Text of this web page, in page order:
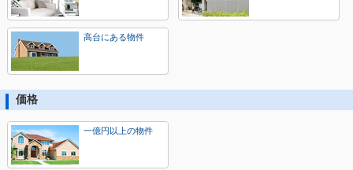
高台にある物件
価格
一億円以上の物件